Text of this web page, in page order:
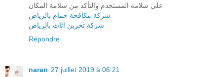
علي سلامة المستخدم والتأكد من سلامة المكان
شركة مكافحة حمام بالرياض
شركة تخزين اثاث بالرياض
Répondre
naran 27 juillet 2019 à 06:21